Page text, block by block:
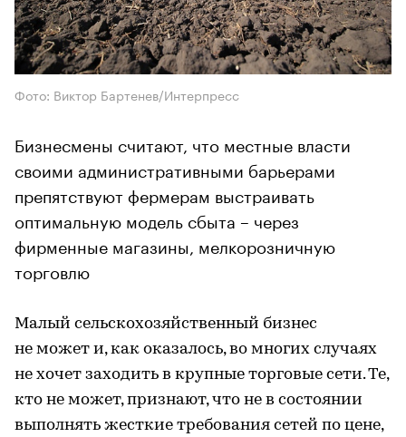
Фото: Виктор Бартенев/Интерпресс
Бизнесмены считают, что местные власти
своими административными барьерами
препятствуют фермерам выстраивать
оптимальную модель сбыта – через
фирменные магазины, мелкорозничную
торговлю
Малый сельскохозяйственный бизнес
не может и, как оказалось, во многих случаях
не хочет заходить в крупные торговые сети. Те,
кто не может, признают, что не в состоянии
выполнять жесткие требования сетей по цене,